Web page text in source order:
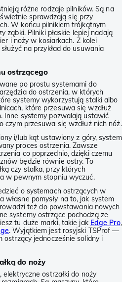
różne rodzaje pilników. Są na
sprawdzają się przy
W końcu pilnikiem trójkątnym
ząbki. Pilniki płaskie lepiej nadają
i noży w kosiarkach. Z kolei
na przykład do usuwania
ostrzącego
po prostu systemami do
do ostrzenia, w których
systemy wykorzystują stalki albo
które przesuwa się wzdłuż
Inne systemy pozwalają ustawić
czym przesuwa się wzdłuż nich nóż.
i/lub kąt ustawiony z góry, system
proces ostrzenia. Zawsze
co poprzednio, dzięki czemu
będzie równie ostry. To
czy stalka, przy których
w pewnym stopniu wyczuć.
o systemach ostrzących w
własne pomysły na to, jak system
też do powstawania nowych
systemy ostrzące pochodzą ze
tu duże marki, takie jak Edge Pro,
. Wyjątkiem jest rosyjski TSProf —
ostrzący jednocześnie solidny i
do noży
ostrzałki do noży